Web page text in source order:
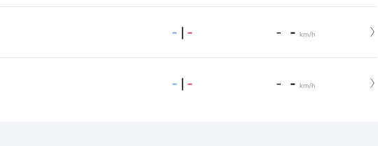
- | - - - km/h
- | - - - km/h